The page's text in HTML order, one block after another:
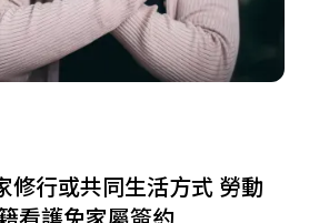
修行或共同生活方式 勞動